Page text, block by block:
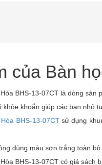
của Bàn
BHS-13-07CT là dòng
khỏe khoắn giúp các bạn nhỏ
BHS-13-07CTsử dụng
dùng màu sơn trắng toàn
BHS-13-07CT có giá